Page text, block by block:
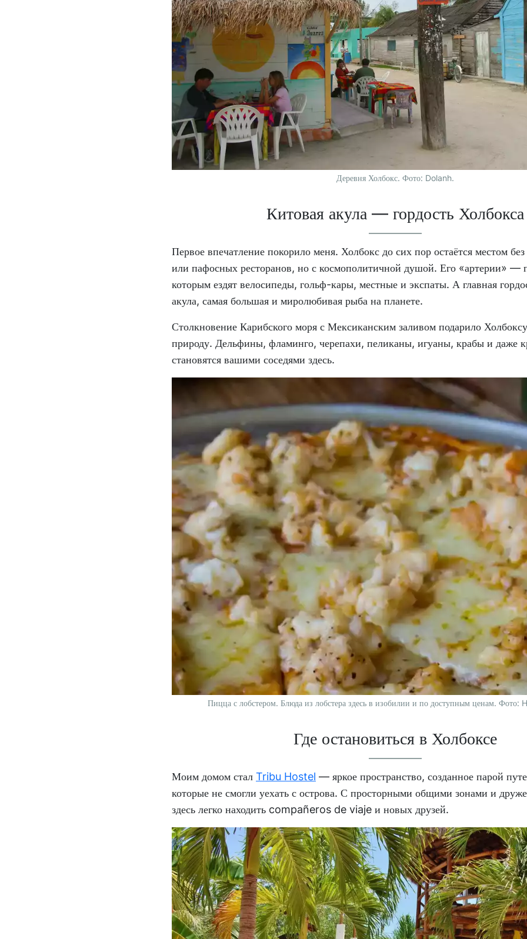
Деревня Холбокс. Фото: Dolanh.
Китовая акула — гордость Холбокса
Первое впечатление покорило меня. Холбокс до сих пор остаётся местом без
или пафосных ресторанов, но с космополитичной душой. Его «артерии» —
которым ездят велосипеды, гольф-кары, местные и экспаты. А главная
акула, самая большая и миролюбивая рыба на планете.
Столкновение Карибского моря с Мексиканским заливом подарило
природу. Дельфины, фламинго, черепахи, пеликаны, игуаны, крабы и даже
становятся вашими соседями здесь.
Пицца с лобстером. Блюда из лобстера здесь в изобилии и по доступным ценам.
Где остановиться в Холбоксе
Моим домом стал Tribu Hostel — яркое пространство, созданное парой
которые не смогли уехать с острова. С просторными общими зонами и
здесь легко находить compañeros de viaje и новых друзей.